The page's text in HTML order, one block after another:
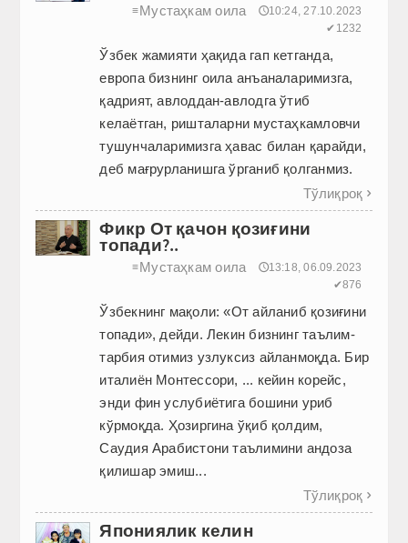
≡Мустаҳкам оила
🕔10:24, 27.10.2023
✔1232
Ўзбек жамияти ҳақида гап кетганда,
европа бизнинг оила анъаналаримизга,
қадрият, авлоддан-авлодга ўтиб
келаётган, ришталарни мустаҳкамловчи
тушунчаларимизга ҳавас билан қарайди,
деб мағрурланишга ўрганиб қолганмиз.
Тўлиқроқ 
Фикр От қачон қозиғини
топади?..
≡Мустаҳкам оила
🕔13:18, 06.09.2023
✔876
Ўзбекнинг мақоли: «От айланиб қозиғини
топади», дейди. Лекин бизнинг таълим-
тарбия отимиз узлуксиз айланмоқда. Бир
италиён Монтессори, ... кейин корейс,
энди фин услубиётига бошини уриб
кўрмоқда. Ҳозиргина ўқиб қолдим,
Саудия Арабистони таълимини андоза
қилишар эмиш...
Тўлиқроқ 
Япониялик келин